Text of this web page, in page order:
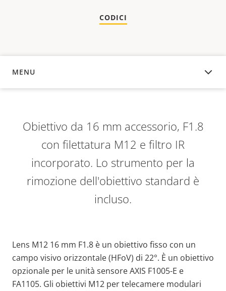
CODICI
MENU
PANORAMICA
Obiettivo da 16 mm accessorio, F1.8
con filettatura M12 e filtro IR
incorporato. Lo strumento per la
rimozione dell'obiettivo standard è
incluso.
Lens M12 16 mm F1.8 è un obiettivo fisso con un
campo visivo orizzontale (HFoV) di 22°. È un obiettivo
opzionale per le unità sensore AXIS F1005-E e
FA1105. Gli obiettivi M12 per telecamere modulari